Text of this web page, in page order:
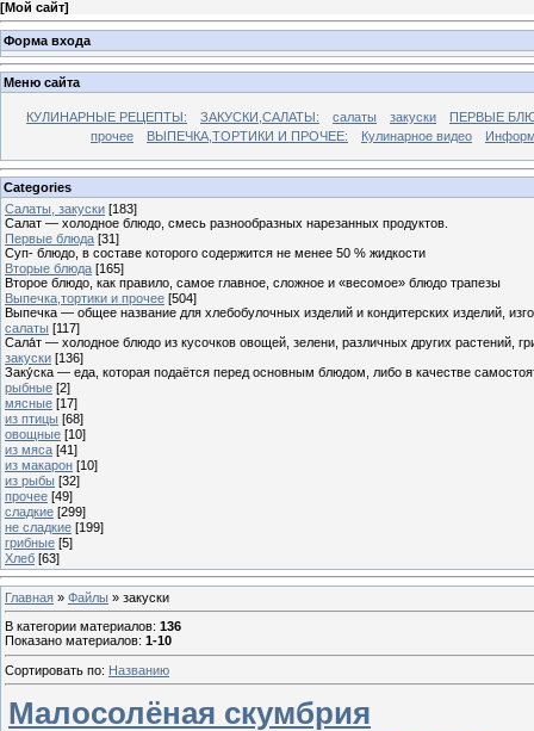
[Мой сайт]
Форма входа
Меню сайта
КУЛИНАРНЫЕ РЕЦЕПТЫ: ЗАКУСКИ,САЛАТЫ: салаты закуски
ПЕРВЫЕ
прочее
ВЫПЕЧКА,ТОРТИКИ И ПРОЧЕЕ: Кулинарное видео
Categories
Cалаты, закуски [183]
Салат — холодное блюдо, смесь разнообразных нарезанных продуктов.
Первые блюда [31]
Суп- блюдо, в составе которого содержится не менее 50 % жидкости
Вторые блюда [165]
Второе блюдо, как правило, самое главное, сложное и «весомое» блюдо трапезы
Выпечка,тортики и прочее [504]
Выпечка — общее название для хлебобулочных изделий и кондитерских изделий,
салаты [117]
Сала́т — холодное блюдо из кусочков овощей, зелени, различных других растений,
закуски [136]
Заку́ска — еда, которая подаётся перед основным блюдом, либо в качестве
рыбные [2]
мясные [17]
из птицы [68]
овощные [10]
из мяса [41]
из макарон [10]
из рыбы [32]
прочее [49]
сладкие [299]
не сладкие [199]
грибные [5]
Хлеб [63]
Главная » Файлы » закуски
В категории материалов: 136
Показано материалов: 1-10
Сортировать по: Названию
Малосолёная скумбрия